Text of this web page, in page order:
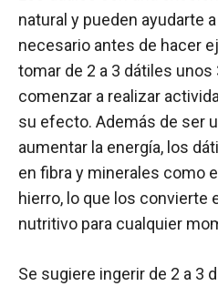
natural y pueden ayudarte
necesario antes de hacer
tomar de 2 a 3 dátiles
comenzar a realizar
su efecto. Además de ser
aumentar la energía, los
en fibra y minerales como
hierro, lo que los convierte
nutritivo para cualquier
Se sugiere ingerir de 2 a 3